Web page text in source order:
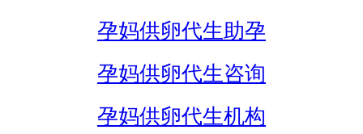
孕妈供卵代生助孕
孕妈供卵代生咨询
孕妈供卵代生机构